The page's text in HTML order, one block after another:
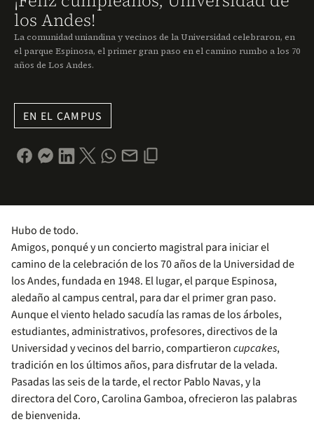
los Andes!
La comunidad uniandina y vecinos de la Universidad celebraron, en
el parque Espinosa, el primer gran paso en el camino rumbo a los 70
años de Los Andes.
EN EL CAMPUS
Hubo de todo.
Amigos, ponqué y un concierto magistral para iniciar el
camino de la celebración de los 70 años de la Universidad de
los Andes, fundada en 1948. El lugar, el parque Espinosa,
aledaño al campus central, para dar el primer gran paso.
Aunque el viento helado sacudía las ramas de los árboles,
estudiantes, administrativos, profesores, directivos de la
Universidad y vecinos del barrio, compartieroncupcakes,
tradición en los últimos años, para disfrutar de la velada.
Pasadas las seis de la tarde, el rector Pablo Navas, y la
directora del Coro, Carolina Gamboa, ofrecieron las palabras
de bienvenida.